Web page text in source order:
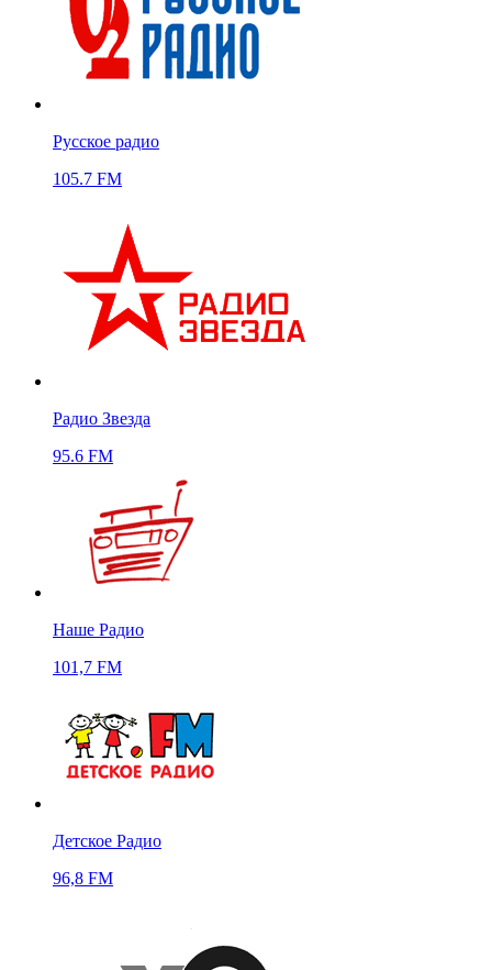
Русское радио
105.7 FM
Радио Звезда
95.6 FM
Наше Радио
101,7 FM
Детское Радио
96,8 FM